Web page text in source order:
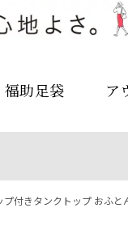
福助足袋 ア
プ付きタンクトップ おふ